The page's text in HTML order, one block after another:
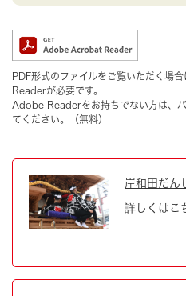
PDF形式のファイルをご覧いただく場
Readerが必要です。
Adobe Readerをお持ちでない方は、
てください。（無料）
岸和田だん
詳しくはこ